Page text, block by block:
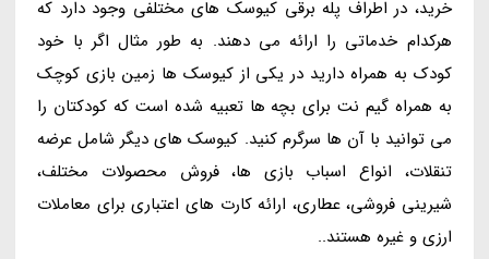
خرید، در اطراف پله برقی کیوسک های مختلفی وجود دارد که
هرکدام خدماتی را ارائه می دهند. به طور مثال اگر با خود
کودک به همراه دارید در یکی از کیوسک ها زمین بازی کوچک
به همراه گیم نت برای بچه ها تعبیه شده است که کودکتان را
می توانید با آن ها سرگرم کنید. کیوسک های دیگر شامل عرضه
تنقلات، انواع اسباب بازی ها، فروش محصولات مختلف،
شیرینی فروشی، عطاری، ارائه کارت های اعتباری برای معاملات
ارزی و غیره هستند..